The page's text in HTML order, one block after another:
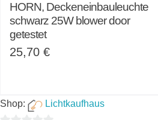
HORN, Deckeneinbauleuchte
schwarz 25W blower door
getestet
25,70 €
Shop: Lichtkaufhaus